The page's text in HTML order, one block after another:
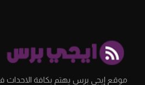
موقع إيجي برس يهتم بكافة الاحداث